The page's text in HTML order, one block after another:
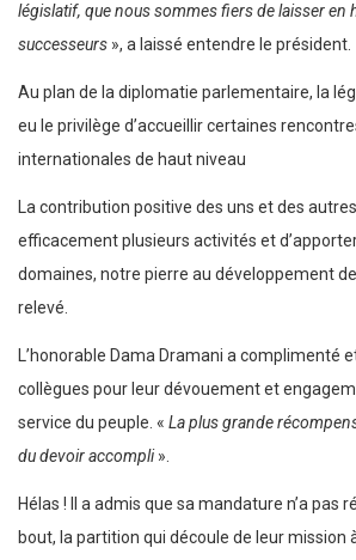
législatif, que nous sommes fiers de laisser en
successeurs », a laissé entendre le président.
Au plan de la diplomatie parlementaire, la
eu le privilège d’accueillir certaines
internationales de haut niveau
La contribution positive des uns et des
efficacement plusieurs activités et
domaines, notre pierre au développement
relevé.
L’honorable Dama Dramani a complimenté
collègues pour leur dévouement et
service du peuple. « La plus grande
du devoir accompli».
Hélas ! Il a admis que sa mandature n’a pas
bout, la partition qui découle de leur mission